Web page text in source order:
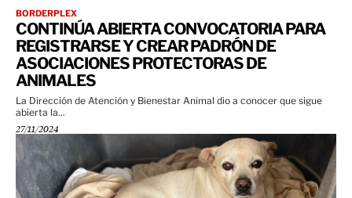
BORDERPLEX
CONTINÚA ABIERTA CONVOCATORIA PARA
REGISTRARSE Y CREAR PADRÓN DE
ASOCIACIONES PROTECTORAS DE
ANIMALES
La Dirección de Atención y Bienestar Animal dio a conocer que sigue
abierta la...
27/11/2024